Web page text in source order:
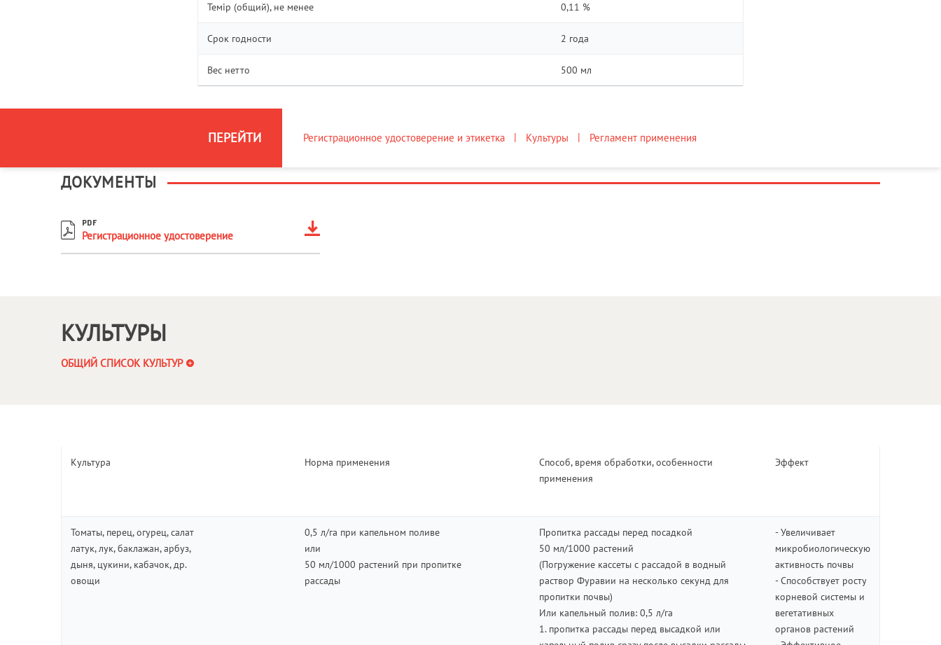
Темір (общий), не менее 0,11 %
Срок годности 2 года
Вес нетто 500 мл
ПЕРЕЙТИ Регистрационное удостоверение и этикетка Культуры Регламент применения
ДОКУМЕНТЫ
PDF
Регистрационное удостоверение
КУЛЬТУРЫ
ОБЩИЙ СПИСОК КУЛЬТУР
Культура Норма применения
Способ, время обработки, особенности
применения
Эффект
Томаты, перец, огурец, салат
латук, лук, баклажан, арбуз,
дыня, цукини, кабачок, др.
овощи
0,5 л/га при капельном поливе
или
50 мл/1000 растений при пропитке
рассады
Пропитка рассады перед посадкой
50 мл/1000 растений
(Погружение кассеты с рассадой в водный
раствор Фуравии на несколько секунд для
пропитки почвы)
Или капельный полив: 0,5 л/га
1. пропитка рассады перед высадкой или
- Увеличивает
микробиологическую
активность почвы
- Способствует росту
корневой системы и
вегетативных
органов растений